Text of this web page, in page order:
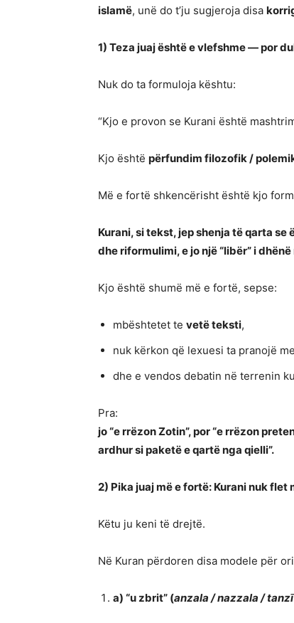
islamë, unë do t’ju sugjeroja disa
1) Teza juaj është e vlefshme — por
Nuk do ta formuloja kështu:
“Kjo e provon se Kurani është
Kjo është përfundim filozofik /
Më e fortë shkencërisht është kjo
Kurani, si tekst, jep shenja të qarta
dhe riformulimi, e jo një “libër” i
Kjo është shumë më e fortë, sepse:
mbështetet te vetë teksti,
nuk kërkon që lexuesi ta pranojë
dhe e vendos debatin në terrenin ku
Pra:
jo “e rrëzon Zotin”, por “e rrëzon
ardhur si paketë e qartë nga qielli”.
2) Pika juaj më e fortë: Kurani nuk flet
Këtu ju keni të drejtë.
Në Kuran përdoren disa modele për
a) “u zbrit” (anzala / nazzala /